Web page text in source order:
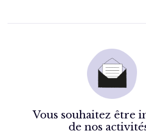
Vous souhaitez être
de nos